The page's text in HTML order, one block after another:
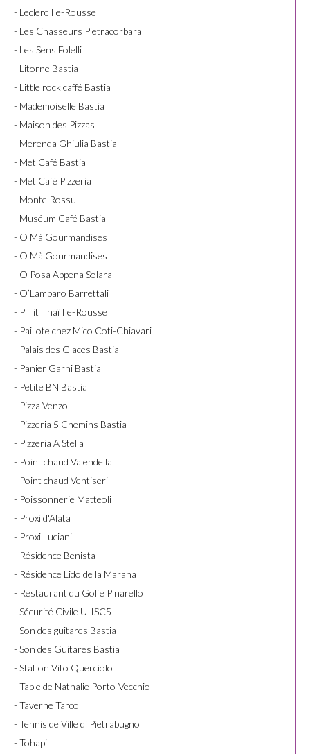
- Leclerc Ile-Rousse
- Les Chasseurs Pietracorbara
- Les Sens Folelli
- Litorne Bastia
- Little rock caffé Bastia
- Mademoiselle Bastia
- Maison des Pizzas
- Merenda Ghjulia Bastia
- Met Café Bastia
- Met Café Pizzeria
- Monte Rossu
- Muséum Café Bastia
- O Mà Gourmandises
- O Mà Gourmandises
- O Posa Appena Solara
- O’Lamparo Barrettali
- P'Tit Thaï Ile-Rousse
- Paillote chez Mico Coti-Chiavari
- Palais des Glaces Bastia
- Panier Garni Bastia
- Petite BN Bastia
- Pizza Venzo
- Pizzeria 5 Chemins Bastia
- Pizzeria A Stella
- Point chaud Valendella
- Point chaud Ventiseri
- Poissonnerie Matteoli
- Proxi d'Alata
- Proxi Luciani
- Résidence Benista
- Résidence Lido de la Marana
- Restaurant du Golfe Pinarello
- Sécurité Civile UIISC5
- Son des guitares Bastia
- Son des Guitares Bastia
- Station Vito Querciolo
- Table de Nathalie Porto-Vecchio
- Taverne Tarco
- Tennis de Ville di Pietrabugno
- Tohapi